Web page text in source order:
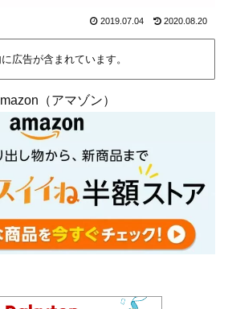
2019.07.04 2020.08.20
広告が含まれています。
（アマゾン）